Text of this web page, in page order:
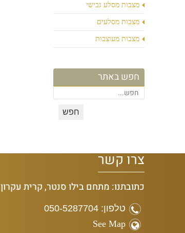
מצבות מסלע גבישי
מצבות מסלעים
מצבות מעוצבות
חפש באתר
צרו קשר
כתובתנו: מתחם בילו סנטר, קרית עקרון
טלפון: 050-5287704
See Map